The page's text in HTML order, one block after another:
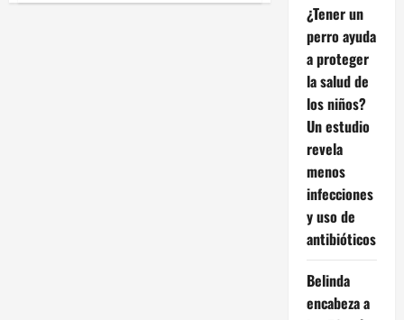
“Invest
¿Tener un
perro ayuda
a proteger
la salud de
los niños?
Un estudio
revela
menos
infecciones
y uso de
antibióticos
Belinda
encabeza a